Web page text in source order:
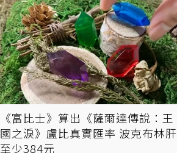
《富比士》算出《薩爾達傳說：王
國之淚》盧比真實匯率 波克布林肝
至少384元